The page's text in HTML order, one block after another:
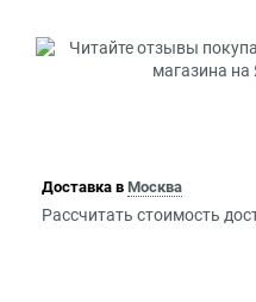
Доставка в Москва
Рассчитать стоимость